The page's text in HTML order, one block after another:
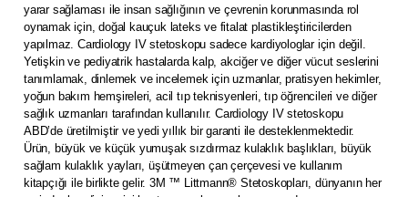
yarar sağlaması ile insan sağlığının ve çevrenin korunmasında rol
oynamak için, doğal kauçuk lateks ve fitalat plastikleştiricilerden
yapılmaz. Cardiology IV stetoskopu sadece kardiyologlar için değil.
Yetişkin ve pediyatrik hastalarda kalp, akciğer ve diğer vücut seslerini
tanımlamak, dinlemek ve incelemek için uzmanlar, pratisyen hekimler,
yoğun bakım hemşireleri, acil tıp teknisyenleri, tıp öğrencileri ve diğer
sağlık uzmanları tarafından kullanılır. Cardiology IV stetoskopu
ABD’de üretilmiştir ve yedi yıllık bir garanti ile desteklenmektedir.
Ürün, büyük ve küçük yumuşak sızdırmaz kulaklık başlıkları, büyük
sağlam kulaklık yayları, üşütmeyen çan çerçevesi ve kullanım
kitapçığı ile birlikte gelir. 3M ™ Littmann® Stetoskopları, dünyanın her